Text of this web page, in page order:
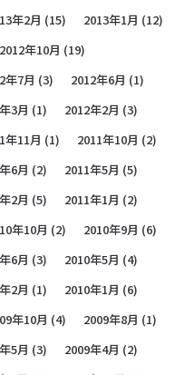
年2月 (15) 2013年1月 (12)
2012年10月 (19)
年7月 (3) 2012年6月 (1)
3月 (1) 2012年2月 (3)
年11月 (1) 2011年10月 (2)
6月 (2) 2011年5月 (5)
2月 (5) 2011年1月 (2)
年10月 (2) 2010年9月 (6)
6月 (3) 2010年5月 (4)
2月 (1) 2010年1月 (6)
年10月 (4) 2009年8月 (1)
5月 (3) 2009年4月 (2)